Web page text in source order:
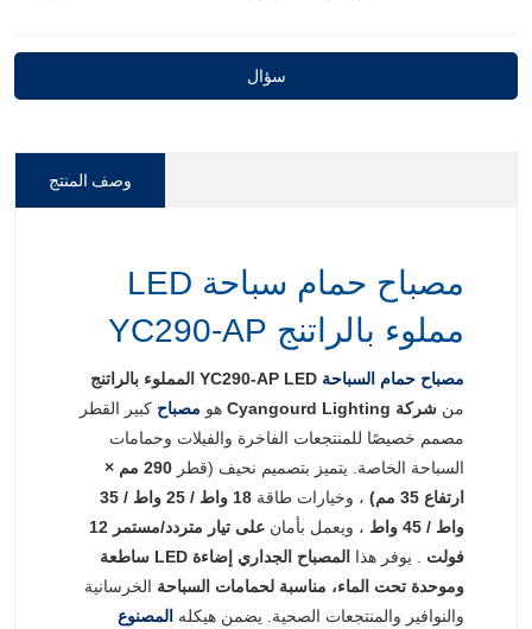
سؤال
وصف المنتج
مصباح حمام سباحة LED
مملوء بالراتنج YC290-AP
مصباح حمام السباحة
من شركة Cyangourd Lighting هو مصباح كبير القطر
مصمم خصيصًا للمنتجعات الفاخرة والفيلات وحمامات
السباحة الخاصة. يتميز بتصميم نحيف (قطر
290 مم ×
ارتفاع 35 مم)
، وخيارات طاقة
18 واط / 25 واط / 35
واط / 45 واط
، ويعمل بأمان
على تيار متردد/مستمر 12
فولت . يوفر هذا المصباح الجداري
إضاءة LED ساطعة
وموحدة تحت الماء، مناسبة لحمامات السباحة الخرسانية
والنوافير والمنتجعات الصحية. يضمن هيكله المصنوع